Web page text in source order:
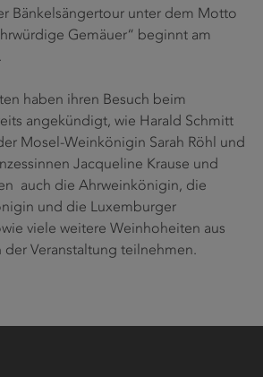
Bänkelsängertour unter dem Motto
Gemäuer“ beginnt am
haben ihren Besuch beim
angekündigt, wie Harald Schmitt
Mosel-Weinkönigin Sarah Röhl und
Jacqueline Krause und
auch die Ahrweinkönigin, die
und die Luxemburger
viele weitere Weinhoheiten aus
Veranstaltung teilnehmen.